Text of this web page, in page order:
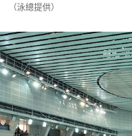
（泳總提供）